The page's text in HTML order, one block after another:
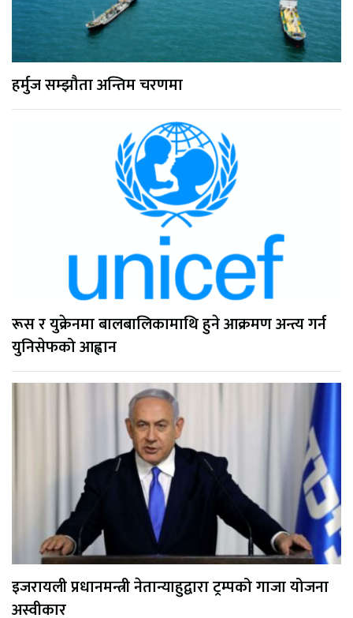
हर्मुज सम्झौता अन्तिम चरणमा
रूस र युक्रेनमा बालबालिकामाथि हुने आक्रमण अन्त्य गर्न
युनिसेफको आह्वान
इजरायली प्रधानमन्त्री नेतान्याहुद्वारा ट्रम्पको गाजा योजना
अस्वीकार